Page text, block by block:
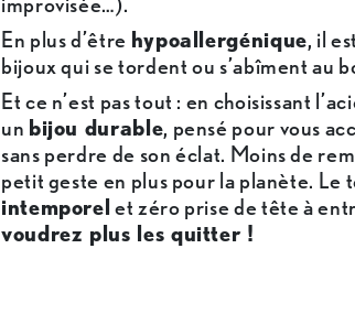
En plus d’être hypoallergénique, il
bijoux qui se tordent ou s’abîment au
Et ce n’est pas tout : en choisissant
un bijou durable, pensé pour vous
sans perdre de son éclat. Moins de
petit geste en plus pour la planète. Le
intemporelet zéro prise de tête à
voudrez plus les quitter !